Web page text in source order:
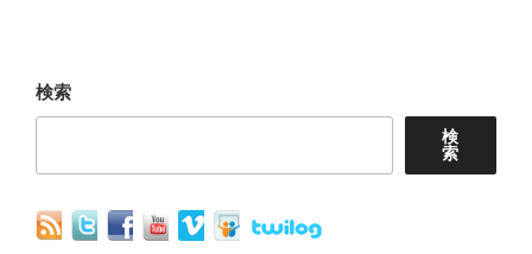
ョ
検索
検
索